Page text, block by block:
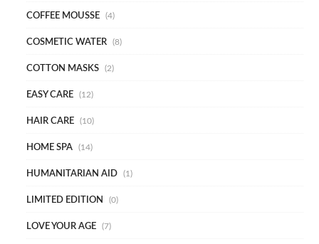
COFFEE MOUSSE 4
COSMETIC WATER 8
COTTON MASKS 2
EASY CARE 12
HAIR CARE 10
HOME SPA 14
HUMANITARIAN AID 1
LIMITED EDITION 0
LOVE YOUR AGE 7